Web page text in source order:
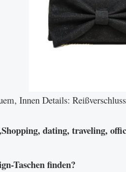
Innen Details:
dating, traveling,
Taschen finden?